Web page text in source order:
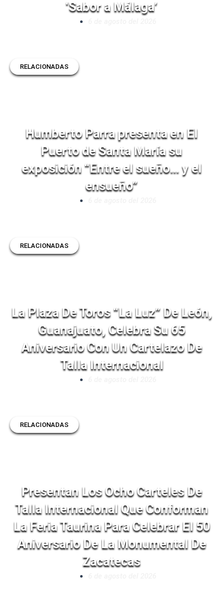
‘Sabor a Málaga’
RELACIONADAS
Humberto Parra presenta en El
Puerto de Santa María su
exposición “Entre el sueño… y el
ensueño”
RELACIONADAS
La Plaza De Toros “La Luz” De León,
Guanajuato, Celebra Su 65
Aniversario Con Un Cartelazo De
Talla Internacional
RELACIONADAS
Presentan Los Ocho Carteles De
Talla Internacional Que Conforman
La Feria Taurina Para Celebrar El 50
Aniversario De La Monumental De
Zacatecas